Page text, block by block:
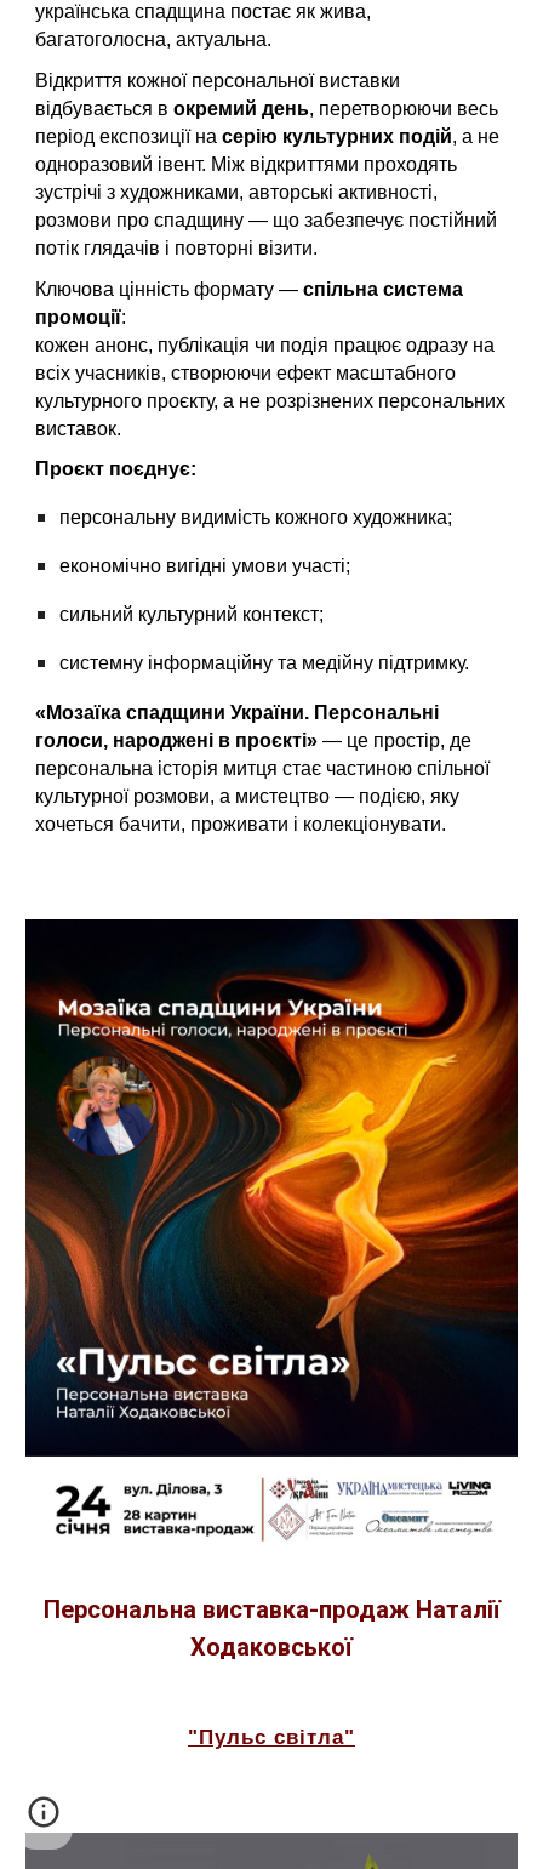
українська спадщина постає як жива,
багатоголосна, актуальна.
Відкриття кожної персональної виставки
відбувається вокремий день, перетворюючи весь
період експозиції насерію культурних подій, а не
одноразовий івент. Між відкриттями проходять
зустрічі з художниками, авторські активності,
розмови про спадщину — що забезпечує постійний
потік глядачів і повторні візити.
Ключова цінність формату —спільна система
промоції:
кожен анонс, публікація чи подія працює одразу на
всіх учасників, створюючи ефект масштабного
культурного проєкту, а не розрізнених персональних
виставок.
Проєкт поєднує:
персональну видимість кожного художника;
економічно вигідні умови участі;
сильний культурний контекст;
системну інформаційну та медійну підтримку.
«Мозаїка спадщини України. Персональні
голоси, народжені в проєкті» — це простір, де
персональна історія митця стає частиною спільної
культурної розмови, а мистецтво — подією, яку
хочеться бачити, проживати і колекціонувати.
Персональна виставка-продаж Наталії
Ходаковської
"Пульс світла"